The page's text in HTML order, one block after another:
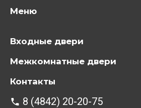
Меню
Входные двери
Межкомнатные двери
Контакты
8 (4842) 20-20-75